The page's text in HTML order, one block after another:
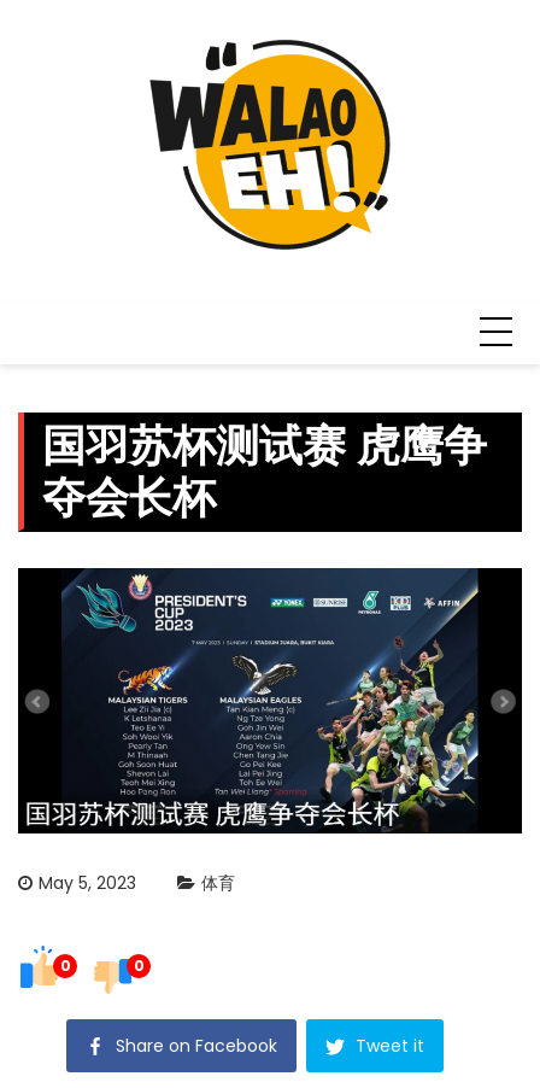
国羽苏杯测试赛 虎鹰争
夺会长杯
May 5, 2023 体育
0 0
Share on Facebook Tweet it